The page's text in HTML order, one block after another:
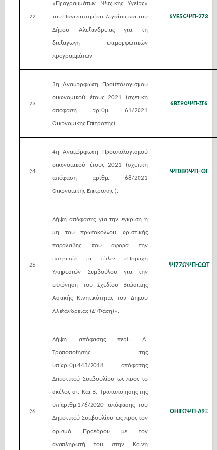
22
«Προγραμμάτων Ψυχικής Υγείας»
του Πανεπιστημίου Αιγαίου και του
Δήμου Αλεξάνδρειας για τη
διεξαγωγή επιμορφωτικών
προγραμμάτων.
6ΥΕ5ΩΨΠ-273
23
3η Αναμόρφωση Προϋπολογισμού
οικονομικού έτους 2021 (σχετική
απόφαση αριθμ. 61/2021
Οικονομικής Επιτροπής).
6ΒΣ9ΩΨΠ-ΣΓ6
24
4η Αναμόρφωση Προϋπολογισμού
οικονομικού έτους 2021 (σχετική
απόφαση αριθμ. 68/2021
Οικονομικής Επιτροπής ).
ΨΓ0ΒΩΨΠ-ΙΘΓ
25
Λήψη απόφασης για την έγκριση ή
μη του πρωτοκόλλου οριστικής
παραλαβής που αφορά την
υπηρεσία με τίτλο: «Παροχή
Υπηρεσιών Συμβούλου για την
εκπόνηση του Σχεδίου Βιώσιμης
Αστικής Κινητικότητας του Δήμου
Αλεξάνδρειας (Δ’ Φάση)».
ΨΙ77ΩΨΠ-ΩΩΤ
26
Λήψη απόφασης περί: Α.
Τροποποίησης της
υπ’αριθμ.443/2018 απόφασης
Δημοτικού Συμβουλίου ως προς το
σκέλος στ. Και Β. Τροποποίησης της
υπ’αριθμ.176/2020 απόφασης του
Δημοτικού Συμβουλίου ως προς τον
ορισμό Προέδρου με τον
αναπληρωτή του στην Κοινή
ΩΗΙΓΩΨΠ-Α9Ξ